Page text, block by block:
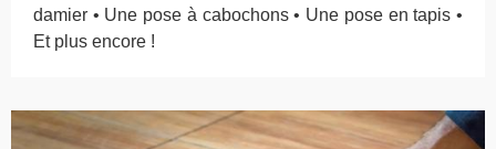
damier • Une pose à cabochons • Une pose en tapis •
Et plus encore !